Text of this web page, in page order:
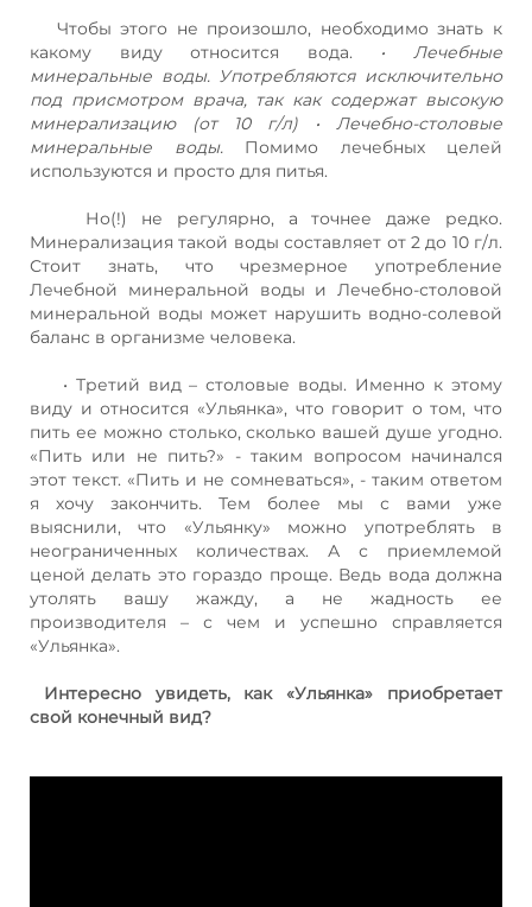
Чтобы этого не произошло, необходимо знать к
какому виду относится вода. • Лечебные
минеральные воды. Употребляются исключительно
под присмотром врача, так как содержат высокую
минерализацию (от 10 г/л) • Лечебно-столовые
минеральные воды. Помимо лечебных целей
используются и просто для питья.
Но(!) не регулярно, а точнее даже редко.
Минерализация такой воды составляет от 2 до 10 г/л.
Стоит знать, что чрезмерное употребление
Лечебной минеральной воды и Лечебно-столовой
минеральной воды может нарушить водно-солевой
баланс в организме человека.
• Третий вид – столовые воды. Именно к этому
виду и относится «Ульянка», что говорит о том, что
пить ее можно столько, сколько вашей душе угодно.
«Пить или не пить?» - таким вопросом начинался
этот текст. «Пить и не сомневаться», - таким ответом
я хочу закончить. Тем более мы с вами уже
выяснили, что «Ульянку» можно употреблять в
неограниченных количествах. А с приемлемой
ценой делать это гораздо проще. Ведь вода должна
утолять вашу жажду, а не жадность ее
производителя – с чем и успешно справляется
«Ульянка».
Интересно увидеть, как «Ульянка» приобретает
свой конечный вид?